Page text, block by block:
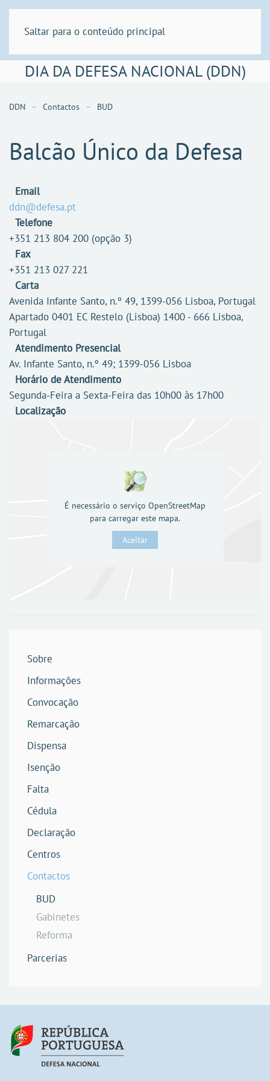
Saltar para o conteúdo principal
DIA DA DEFESA NACIONAL (DDN)
DDN Contactos BUD
Balcão Único da Defesa
Email
ddn@defesa.pt
Telefone
+351 213 804 200 (opção 3)
Fax
+351 213 027 221
Carta
Avenida Infante Santo, n.º 49, 1399-056 Lisboa, Portugal
Apartado 0401 EC Restelo (Lisboa) 1400 - 666 Lisboa,
Portugal
Atendimento Presencial
Av. Infante Santo, n.º 49; 1399-056 Lisboa
Horário de Atendimento
Segunda-Feira a Sexta-Feira das 10h00 às 17h00
Localização
É necessário o serviço OpenStreetMap
para carregar este mapa.
Aceitar
Sobre
Informações
Convocação
Remarcação
Dispensa
Isenção
Falta
Cédula
Declaração
Centros
Contactos
BUD
Gabinetes
Reforma
Parcerias